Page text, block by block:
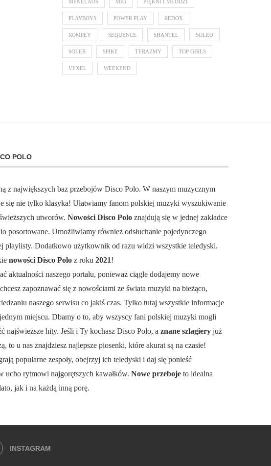
MENELAOS MIG PIĘKNI I MŁODZI
PLAYBOYS POWER PLAY REDOX
ROMPEY SEQUENCE SHANTEL SOLEO
SOLER SPIKE TERAZMY TOP GIRLS
VEXEL WEEKEND
POLO
z największych baz przebojów Disco Polo. W naszym muzycznym
się nie tylko klasyka! Ułatwiamy fanom polskiej muzyki wyszukiwanie
utworów.Nowości Disco Polo znajdują się w jednej zakładce
posortowane. Umożliwiamy również odsłuchanie pojedynczego
playlisty. Dodatkowo użytkownik od razu widzi wszystkie teledyski.
nowości Disco Polo z roku2021!
aktualności naszego portalu, ponieważ ciągle dodajemy nowe
zapoznawać się z nowościami ze świata muzyki na bieżąco,
naszego serwisu co jakiś czas. Tylko tutaj wszystkie informacje
miejscu. Dbamy o to, aby wszyscy fani polskiej muzyki mogli
najświeższe hity. Jeśli i Ty kochasz Disco Polo, aznane szlagiery już
to u nas znajdziesz najlepsze piosenki, które akurat są na czasie!
popularne zespoły, obejrzyj ich teledyski i daj się ponieść
ucho rytmowi najgorętszych kawałków.Nowe przeboje to idealna
jak i na każdą inną porę.
INSTAGRAM